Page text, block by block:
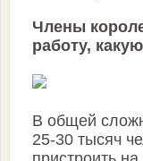
Члены
работу,
В общей
25-30 тысяч